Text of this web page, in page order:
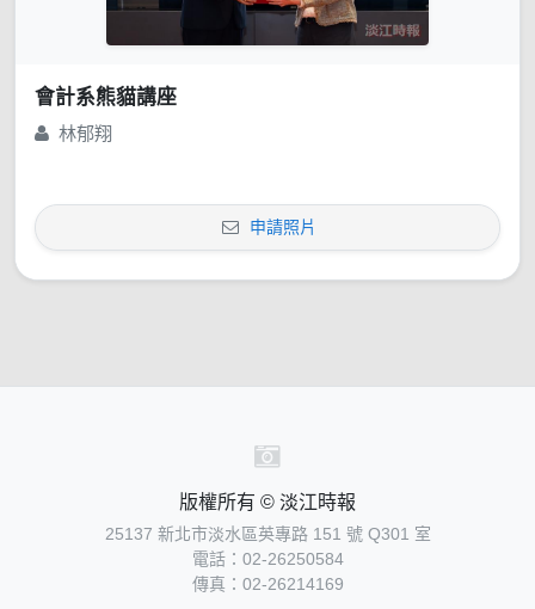
會計系熊貓講座
林郁翔
申請照片
版權所有 © 淡江時報
25137 新北市淡水區英專路 151 號 Q301 室
電話：02-26250584
傳真：02-26214169